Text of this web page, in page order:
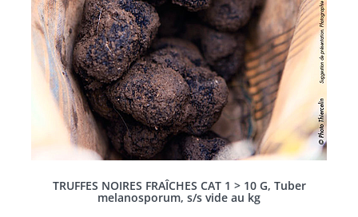
TRUFFES NOIRES FRAÎCHES CAT 1 > 10 G, Tuber
melanosporum, s/s vide au kg